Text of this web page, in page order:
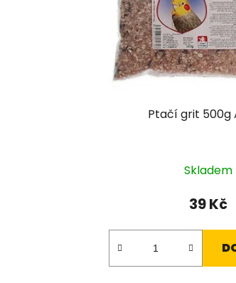
Ptačí grit 500g
Skladem
39 Kč